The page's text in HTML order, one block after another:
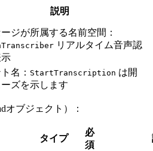
説明
ージが所属する名前空間：
リアルタイム音声認
名： StartTranscription は開
ズを示します
オブジェクト）：
タイプ
必
須